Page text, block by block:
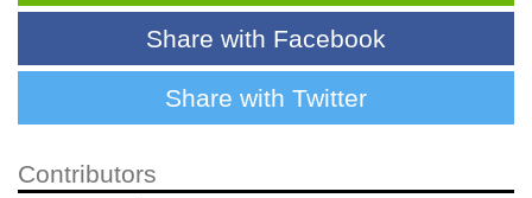
Share with Facebook
Share with Twitter
Contributors